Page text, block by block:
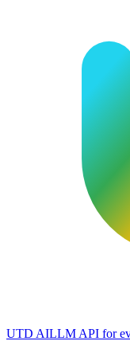
UTD AILLM API for